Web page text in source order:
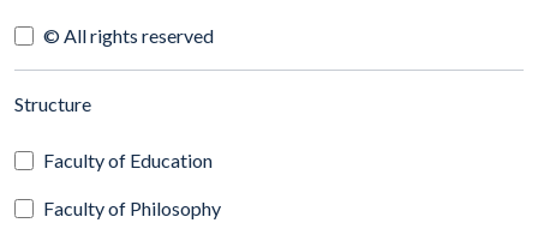
© All rights reserved
Structure(automatic content reloading)
Faculty of Education
Faculty of Philosophy